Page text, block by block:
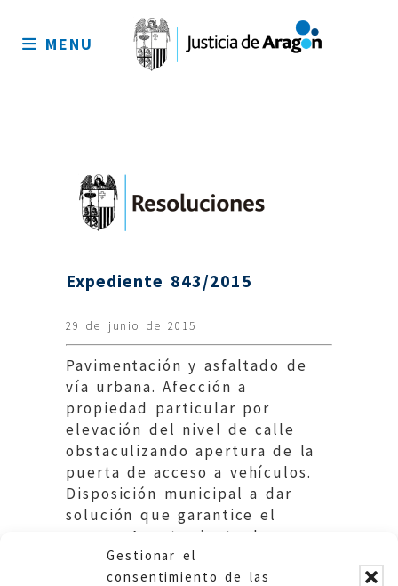
Gestionar el
consentimiento de las
sitio
MENU
Expediente 843/2015
29 de junio de 2015
Pavimentación y asfaltado de
vía urbana. Afección a
propiedad particular por
elevación del nivel de calle
obstaculizando apertura de la
puerta de acceso a vehículos.
Disposición municipal a dar
solución que garantice el
acceso. Ayuntamiento de
Castejón de Tornos.